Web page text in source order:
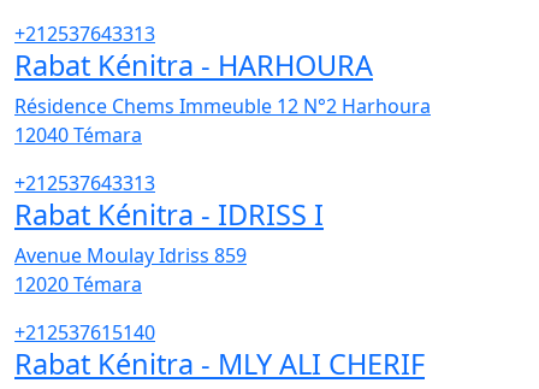
+212537643313
Rabat Kénitra - HARHOURA
Résidence Chems Immeuble 12 N°2 Harhoura
12040Témara
+212537643313
Rabat Kénitra - IDRISS I
Avenue Moulay Idriss 859
12020Témara
+212537615140
Rabat Kénitra - MLY ALI CHERIF